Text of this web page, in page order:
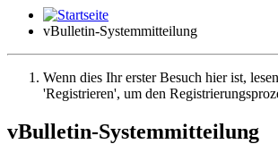
vBulletin-Systemmitteilung
Wenn dies Ihr erster Besuch hier ist,
'Registrieren', um den
vBulletin-Systemmitteilung